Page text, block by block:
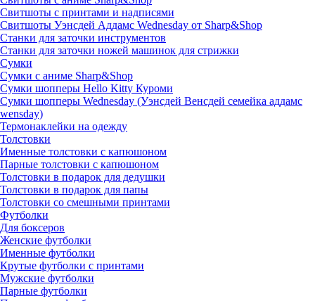
Свитшоты с принтами и надписями
Свитшоты Уэнсдей Аддамс Wednesday от Sharp&Shop
Станки для заточки инструментов
Станки для заточки ножей машинок для стрижки
Сумки
Сумки с аниме Sharp&Shop
Сумки шопперы Hello Kitty Куроми
Сумки шопперы Wednesday (Уэнсдей Венсдей семейка аддамс
wensday)
Термонаклейки на одежду
Толстовки
Именные толстовки с капюшоном
Парные толстовки с капюшоном
Толстовки в подарок для дедушки
Толстовки в подарок для папы
Толстовки со смешными принтами
Футболки
Для боксеров
Женские футболки
Именные футболки
Крутые футболки с принтами
Мужские футболки
Парные футболки